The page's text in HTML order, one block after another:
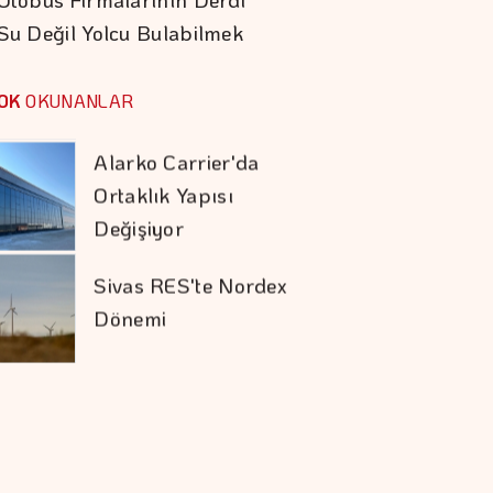
Değil Yolcu Bulabilmek
OKUNANLARHızlı Yükseliş
Alarko Carrier'da
Ortaklık Yapısı
Değişiyor
Sivas RES'te Nordex
Dönemi